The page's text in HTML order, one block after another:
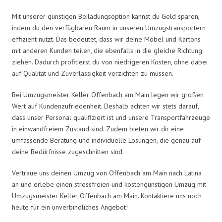
Mit unserer günstigen Beiladungsoption kannst du Geld sparen,
indem du den verfügbaren Raum in unseren Umzugstransportern
effizient nutzt. Das bedeutet, dass wir deine Möbel und Kartons
mit anderen Kunden teilen, die ebenfalls in die gleiche Richtung
ziehen. Dadurch profitierst du von niedrigeren Kosten, ohne dabei
auf Qualität und Zuverlässigkeit verzichten zu müssen.
Bei Umzugsmeister Keller Offenbach am Main legen wir großen
Wert auf Kundenzufriedenheit. Deshalb achten wir stets darauf,
dass unser Personal qualifiziert ist und unsere Transportfahrzeuge
in einwandfreiem Zustand sind. Zudem bieten wir dir eine
umfassende Beratung und individuelle Lösungen, die genau auf
deine Bedürfnisse zugeschnitten sind.
Vertraue uns deinen Umzug von Offenbach am Main nach Latina
an und erlebe einen stressfreien und kostengünstigen Umzug mit
Umzugsmeister Keller Offenbach am Main. Kontaktiere uns noch
heute für ein unverbindliches Angebot!